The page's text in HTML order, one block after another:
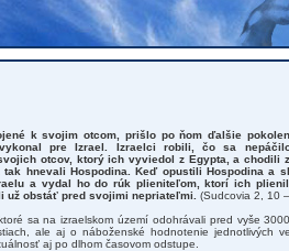
k svojim otcom, prišlo po ňom ďalšie
pre Izrael. Izraelci robili, čo sa
otcov, ktorý ich vyviedol z Egypta, a chodili
hnevali Hospodina. Keď opustili Hospodina a
a vydal ho do rúk plieniteľom, ktorí ich
už obstáť pred svojimi nepriateľmi.
(Sudcovia 2, 10
sa na izraelskom území odohrávali pred vyše
ale aj o náboženské hodnotenie jednotlivých
aj po dlhom časovom odstupe.